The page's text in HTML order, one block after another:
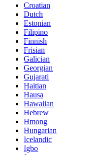
Croatian
Dutch
Estonian
Filipino
Finnish
Frisian
Galician
Georgian
Gujarati
Haitian
Hausa
Hawaiian
Hebrew
Hmong
Hungarian
Icelandic
Igbo